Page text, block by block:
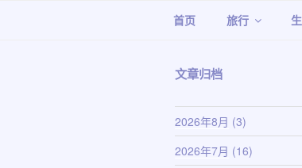
首页 旅行
文章归档
2026年8月 (3)
2026年7月 (16)